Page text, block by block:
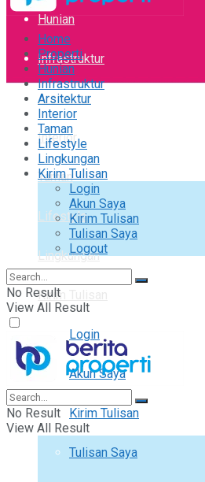
Hunian
Infrastruktur
Arsitektur
Interior
Taman
Lifestyle
Lingkungan
Kirim Tulisan
Login
Akun Saya
Kirim Tulisan
Tulisan Saya
Home
Properti
Hunian
Infrastruktur
Arsitektur
Interior
Taman
Lifestyle
Lingkungan
Kirim Tulisan
Login
Akun Saya
Kirim Tulisan
Tulisan Saya
Logout
No Result
View All Result
No Result
View All Result